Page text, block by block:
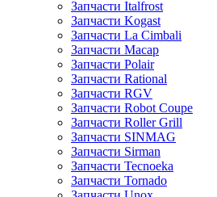
Запчасти Italfrost
Запчасти Kogast
Запчасти La Cimbali
Запчасти Macap
Запчасти Polair
Запчасти Rational
Запчасти RGV
Запчасти Robot Coupe
Запчасти Roller Grill
Запчасти SINMAG
Запчасти Sirman
Запчасти Tecnoeka
Запчасти Tornado